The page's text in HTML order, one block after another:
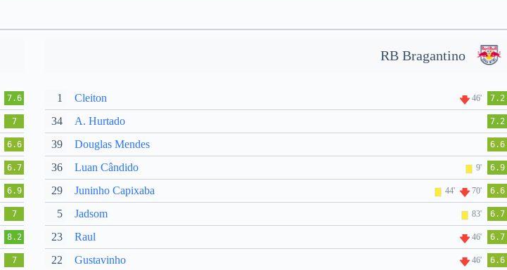
7.6
7
6.6
6.7
6.9
7
8.2
7
RB Bragantino
1 Cleiton 46' 7.2
34 A. Hurtado 7.2
39 Douglas Mendes 6.6
36 Luan Cândido 9' 6.9
29 Juninho Capixaba 44' 70' 6.6
5 Jadsom 83' 6.7
23 Raul 46' 6.7
22 Gustavinho 46' 6.6